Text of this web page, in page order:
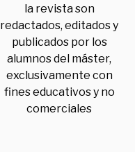
la revista son
redactados, editados y
publicados por los
alumnos del máster,
exclusivamente con
fines educativos y no
comerciales